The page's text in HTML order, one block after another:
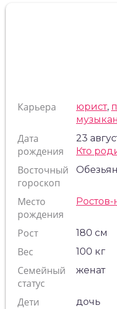
Карьера юрист,
Дата
рождения
23
Кто
Восточный
гороскоп
Место
рождения
Рост 180 см
Вес 100 кг
Семейный
статус
женат
Дети дочь